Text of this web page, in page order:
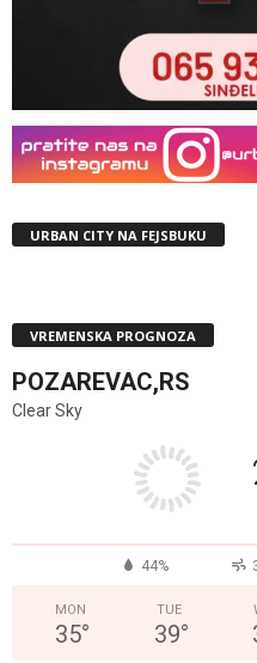
URBAN CITY NA FEJSBUKU
VREMENSKA PROGNOZA
POZAREVAC,RS
Clear Sky
44%
MON
35°
TUE
39°